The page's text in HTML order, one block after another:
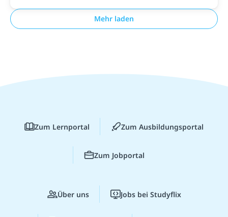
Mehr laden
Zum Lernportal Zum Ausbildungsportal
Zum Jobportal
Über uns Jobs bei Studyflix